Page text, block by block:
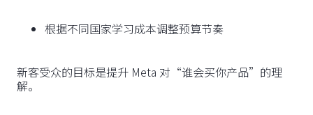
根据不同国家学习成本调整预算节奏
新客受众的目标是提升 Meta 对“谁会买你产品”的理
解。